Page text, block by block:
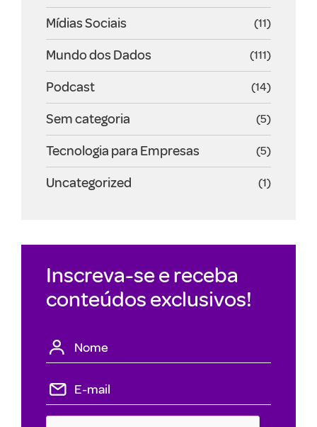
Mídias Sociais (11)
Mundo dos Dados (111)
Podcast (14)
Sem categoria (5)
Tecnologia para Empresas (5)
Uncategorized (1)
Inscreva-se e receba
conteúdos exclusivos!